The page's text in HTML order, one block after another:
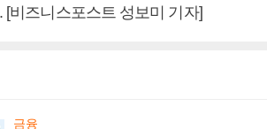
[비즈니스포스트 성보미 기자]
금융